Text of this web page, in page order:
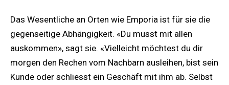
Das Wesentliche an Orten wie Emporia ist für sie die
gegenseitige Abhängigkeit. «Du musst mit allen
auskommen», sagt sie. «Vielleicht möchtest du dir
morgen den Rechen vom Nachbarn ausleihen, bist sein
Kunde oder schliesst ein Geschäft mit ihm ab. Selbst